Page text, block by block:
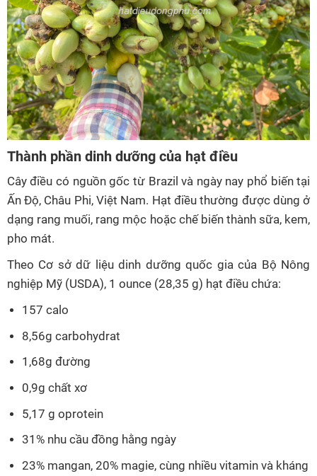
Thành phần dinh dưỡng của hạt điều
Cây điều có nguồn gốc từ Brazil và ngày nay phổ biến tại
Ấn Độ, Châu Phi, Việt Nam. Hạt điều thường được dùng ở
dạng rang muối, rang mộc hoặc chế biến thành sữa, kem,
pho mát.
Theo Cơ sở dữ liệu dinh dưỡng quốc gia của Bộ Nông
nghiệp Mỹ (USDA), 1 ounce (28,35 g) hạt điều chứa:
157 calo
8,56g carbohydrat
1,68g đường
0,9g chất xơ
5,17 g oprotein
31% nhu cầu đồng hằng ngày
23% mangan, 20% magie, cùng nhiều vitamin và kháng